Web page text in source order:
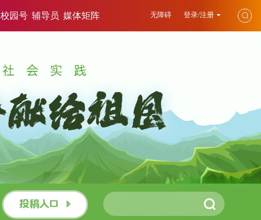
校园号 辅导员 媒体矩阵 无障碍 登录/注册
投稿入口